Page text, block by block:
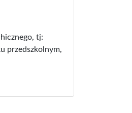
tj:
przedszkolnym,